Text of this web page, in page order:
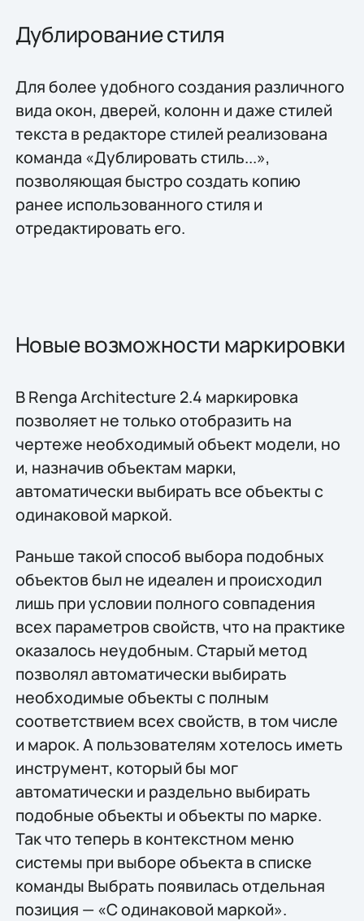
Дублирование стиля
Для более удобного создания различного
вида окон, дверей, колонн и даже стилей
текста в редакторе стилей реализована
команда «Дублировать стиль...»,
позволяющая быстро создать копию
ранее использованного стиля и
отредактировать его.
Новые возможности маркировки
В Renga Architecture 2.4 маркировка
позволяет не только отобразить на
чертеже необходимый объект модели, но
и, назначив объектам марки,
автоматически выбирать все объекты с
одинаковой маркой.
Раньше такой способ выбора подобных
объектов был не идеален и происходил
лишь при условии полного совпадения
всех параметров свойств, что на практике
оказалось неудобным. Старый метод
позволял автоматически выбирать
необходимые объекты с полным
соответствием всех свойств, в том числе
и марок. А пользователям хотелось иметь
инструмент, который бы мог
автоматически и раздельно выбирать
подобные объекты и объекты по марке.
Так что теперь в контекстном меню
системы при выборе объекта в списке
команды Выбрать появилась отдельная
позиция — «С одинаковой маркой».